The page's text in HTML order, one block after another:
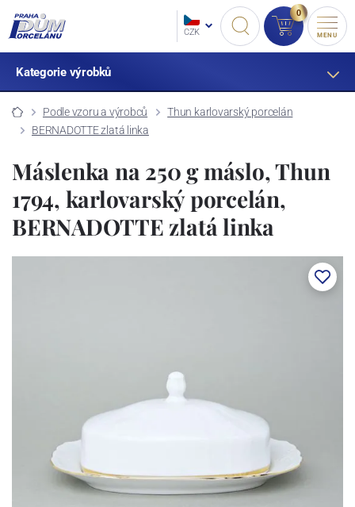
CZK
0
MENU
Kategorie výrobků
Podle vzoru a výrobců
Thun karlovarský porcelán
BERNADOTTE zlatá linka
Máslenka na 250 g máslo, Thun
1794, karlovarský porcelán,
BERNADOTTE zlatá linka